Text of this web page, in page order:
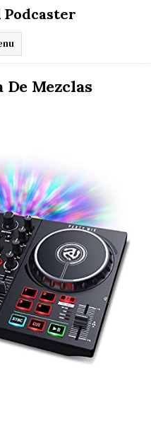
Podcaster
De Mezclas